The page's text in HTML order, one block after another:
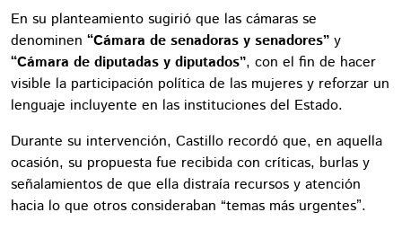
En su planteamiento sugirió que las cámaras se
denominen “Cámara de senadoras y senadores” y
“Cámara de diputadas y diputados”, con el fin de hacer
visible la participación política de las mujeres y reforzar un
lenguaje incluyente en las instituciones del Estado.
Durante su intervención, Castillo recordó que, en aquella
ocasión, su propuesta fue recibida con críticas, burlas y
señalamientos de que ella distraía recursos y atención
hacia lo que otros consideraban “temas más urgentes”.